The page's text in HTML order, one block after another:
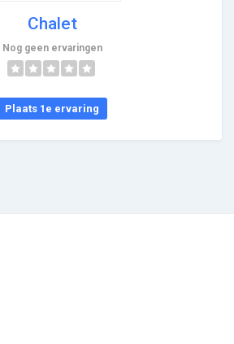
Chalet
Nog geen ervaringen
Plaats 1e ervaring